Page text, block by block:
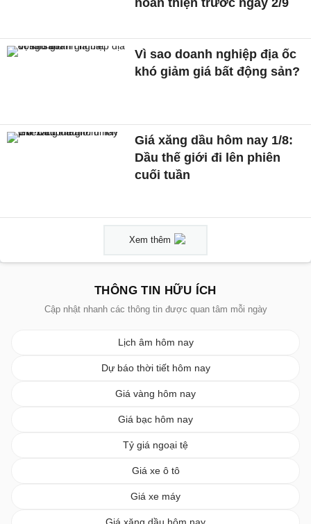
hoàn thiện trước ngày 2/9
Vì sao doanh nghiệp địa ốc
khó giảm giá bất động sản?
Giá xăng dầu hôm nay 1/8:
Dầu thế giới đi lên phiên
cuối tuần
Xem thêm
THÔNG TIN HỮU ÍCH
Cập nhật nhanh các thông tin được quan tâm mỗi ngày
Lịch âm hôm nay
Dự báo thời tiết hôm nay
Giá vàng hôm nay
Giá bạc hôm nay
Tỷ giá ngoại tệ
Giá xe ô tô
Giá xe máy
Giá xăng dầu hôm nay